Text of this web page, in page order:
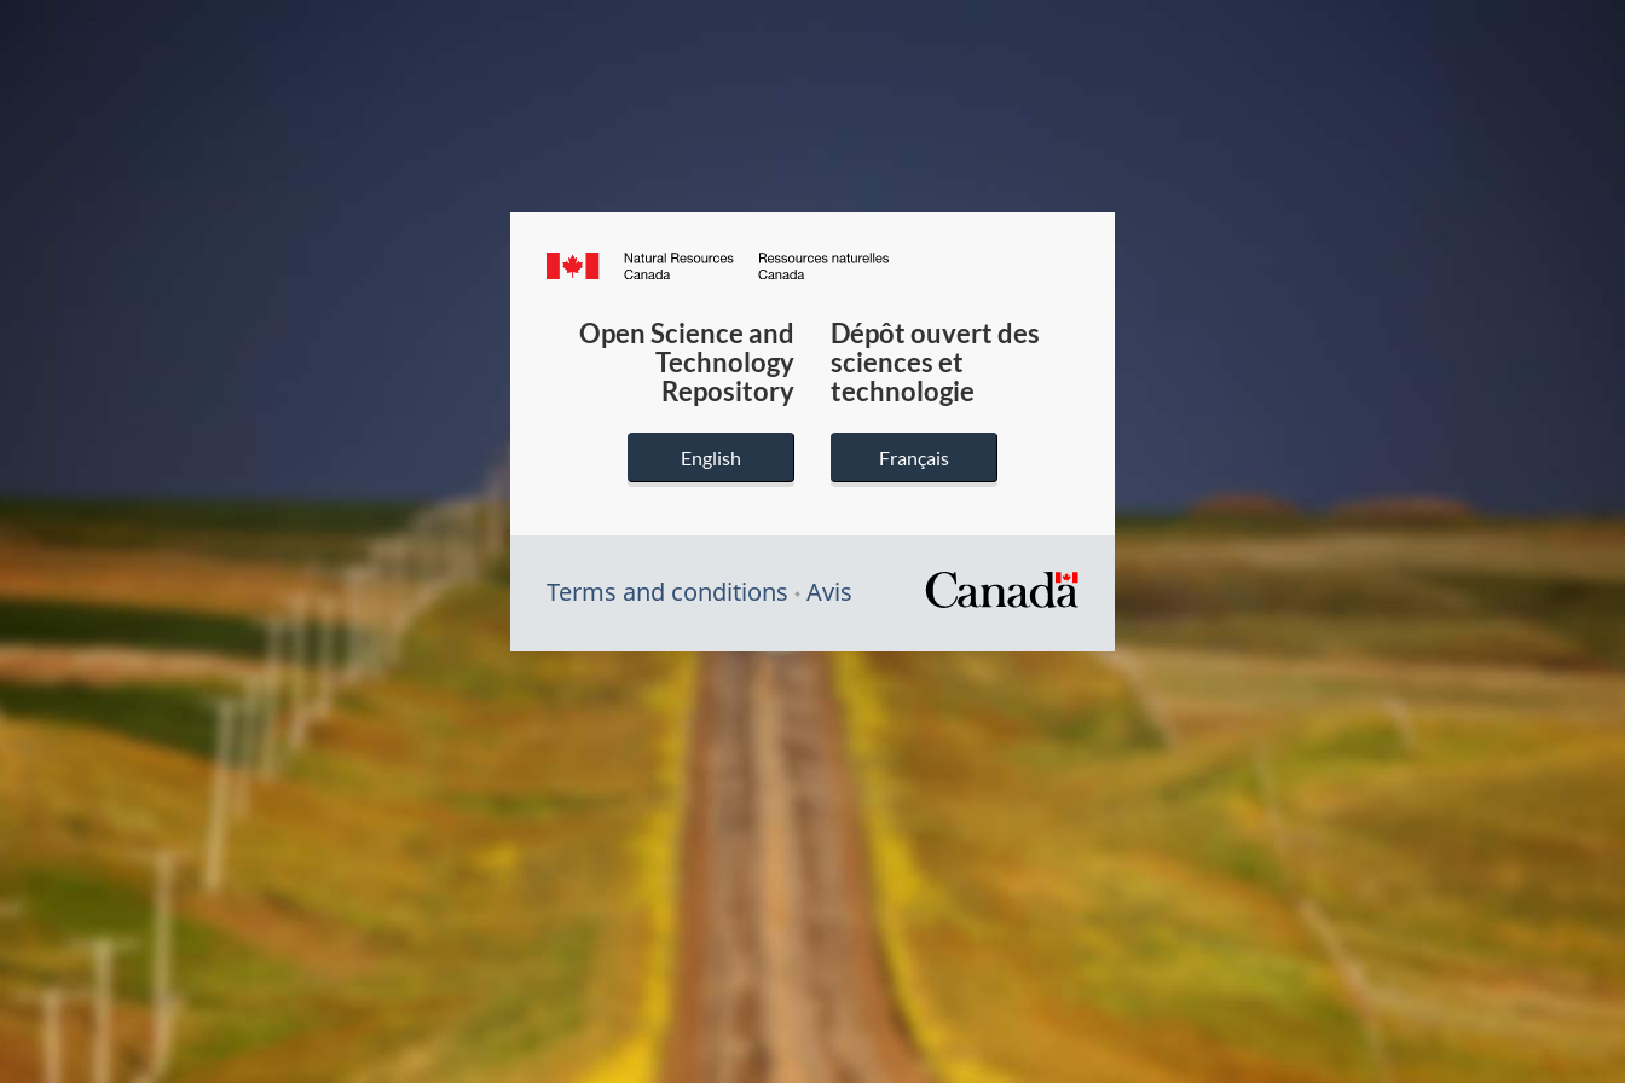
Canada.ca
du
Canada
Open Science and
Technology
Repository
English
Dépôt ouvert des
sciences et
technologie
Français
Terms and conditions Avis
/
Symbole
du
gouvernement
du